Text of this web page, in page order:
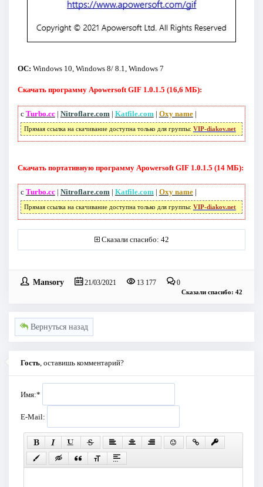
ОС: Windows 10, Windows 8/ 8.1, Windows 7
Скачать программу Apowersoft GIF 1.0.1.5 (16,6 МБ):
с Turbo.cc| Nitroflare.com| Katfile.com| Oxy name|
Прямая ссылка на скачивание доступна только для группы: VIP-diakov.net
Скачать портативную программу Apowersoft GIF 1.0.1.5 (14 МБ):
с Turbo.cc| Nitroflare.com| Katfile.com| Oxy name|
Прямая ссылка на скачивание доступна только для группы: VIP-diakov.net
Сказали спасибо: 42
Mansory 21/03/2021 13 177 0
Сказали спасибо: 42
Вернуться назад
Гость, оставишь комментарий?
Имя:*
E-Mail: